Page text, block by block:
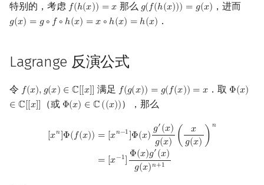
特别的，考虑 𝑓(ℎ(𝑥)) = 𝑥
f(h(x))=x 那么 𝑔(𝑓(ℎ(𝑥))) = 𝑔(𝑥)
g(f(h(x)))=g (x ) ，进而
𝑔(𝑥) = 𝑔∘ 𝑓 ∘ ℎ(𝑥) = 𝑥 ∘ ℎ(𝑥) = ℎ(𝑥)
g(x)= g∘f∘h( x) =x∘h (x )= h( x) ．
Lagrange 反演公式
令 𝑓(𝑥),𝑔(𝑥) ∈ ℂ[[𝑥]]
f(x),g (x)∈ C[[ x]] 满足 𝑓(𝑔(𝑥)) = 𝑔(𝑓(𝑥)) = 𝑥
f(g(x))=g(f( x))=x ．取 Φ(𝑥)
∈ ℂ[[𝑥]]
Φ(x)∈
（或 Φ(𝑥) ∈ ℂ((𝑥))
Φ(x)∈C((x)) ），那么
[𝑥𝑛]Φ(𝑓(𝑥)) = [𝑥𝑛−1]Φ(𝑥) 𝑔′(𝑥)
𝑔(𝑥) (
𝑥
𝑔(𝑥) )
𝑛
= [𝑥−1] Φ(𝑥)𝑔′(𝑥)
𝑔(𝑥)𝑛+1
) =[xn − 1] Φ ( ( )g (x )( xg ( x))n=[x −1 Φ( )g ′(